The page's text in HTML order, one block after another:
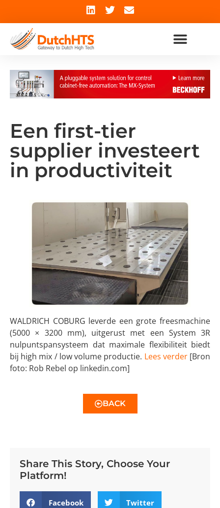
Een first-tier
supplier investeert
in productiviteit
WALDRICH COBURG leverde een grote freesmachine
(5000 × 3200 mm), uitgerust met een System 3R
nulpuntspansysteem dat maximale flexibiliteit biedt
bij high mix / low volume productie. Lees verder[Bron
foto: Rob Rebel op linkedin.com]
BACK
Share This Story, Choose Your
Platform!
Facebook Twitter